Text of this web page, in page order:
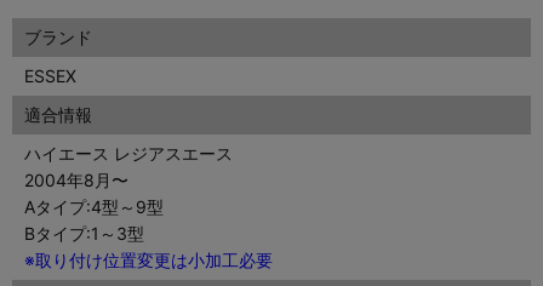
ブランド
ESSEX
適合情報
ハイエース レジアスエース
2004年8月〜
Aタイプ:4型～9型
Bタイプ:1～3型
※取り付け位置変更は小加工必要